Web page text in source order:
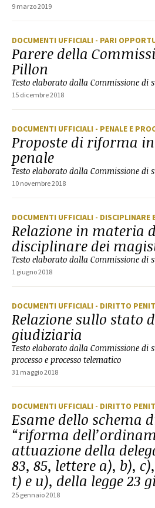
9 marzo 2019
DOCUMENTI UFFICIALI - PARI
Parere della
Pillon
Testo elaborato dalla Commissione
15 dicembre 2018
DOCUMENTI UFFICIALI - PENALE E
Proposte di riforma
penale
Testo elaborato dalla Commissione di
10 novembre 2018
DOCUMENTI UFFICIALI - DISCIPLINARE
Relazione in materia
disciplinare dei
Testo elaborato dalla Commissione
1 giugno 2018
DOCUMENTI UFFICIALI - DIRITTO
Relazione sullo stato
giudiziaria
Testo elaborato dalla Commissione
processo e processo telematico
31 maggio 2018
DOCUMENTI UFFICIALI - DIRITTO
Esame dello schema
“riforma
attuazione della
83, 85, lettere a), b),
t) e u), della legge 23
25 gennaio 2018